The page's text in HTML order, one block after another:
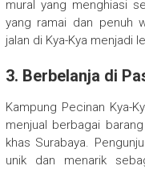
mural yang menghiasi
yang ramai dan penuh
jalan di Kya-Kya menjadi
3. Berbelanja di
Kampung Pecinan Kya-
menjual berbagai
khas Surabaya.
unik dan menarik